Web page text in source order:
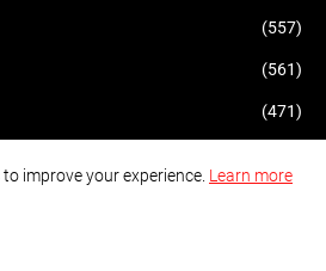
(557)
(561)
(471)
improve your experience. Learn more